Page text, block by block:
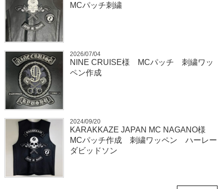
MCパッチ刺繍
2026/07/04
NINE CRUISE様 MCパッチ 刺繍ワッ
ペン作成
2024/09/20
KARAKKAZE JAPAN MC NAGANO様
MCパッチ作成 刺繍ワッペン ハーレー
ダビッドソン